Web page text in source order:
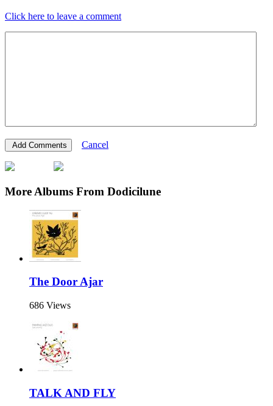
Click here to leave a comment
Cancel
More Albums From Dodicilune
The Door Ajar
686 Views
TALK AND FLY